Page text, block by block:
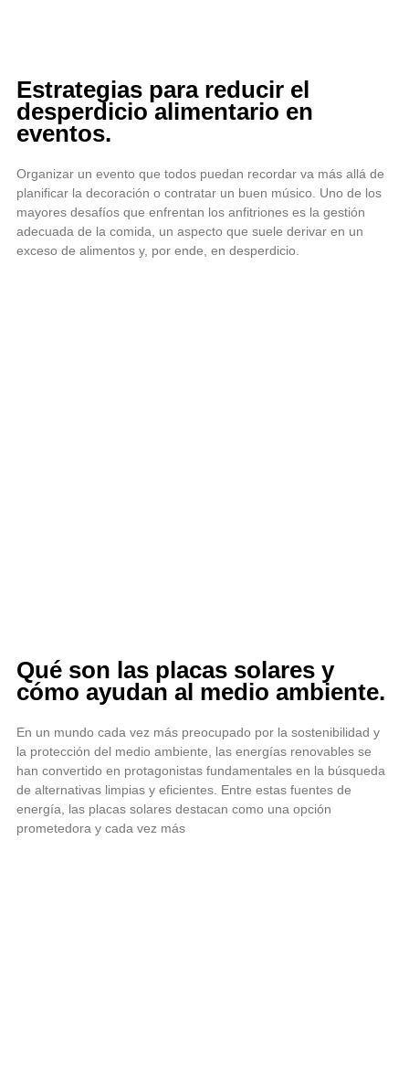
Estrategias para reducir el
desperdicio alimentario en
eventos.
Organizar un evento que todos puedan recordar va más allá de
planificar la decoración o contratar un buen músico. Uno de los
mayores desafíos que enfrentan los anfitriones es la gestión
adecuada de la comida, un aspecto que suele derivar en un
exceso de alimentos y, por ende, en desperdicio.
Qué son las placas solares y
cómo ayudan al medio ambiente.
En un mundo cada vez más preocupado por la sostenibilidad y
la protección del medio ambiente, las energías renovables se
han convertido en protagonistas fundamentales en la búsqueda
de alternativas limpias y eficientes. Entre estas fuentes de
energía, las placas solares destacan como una opción
prometedora y cada vez más